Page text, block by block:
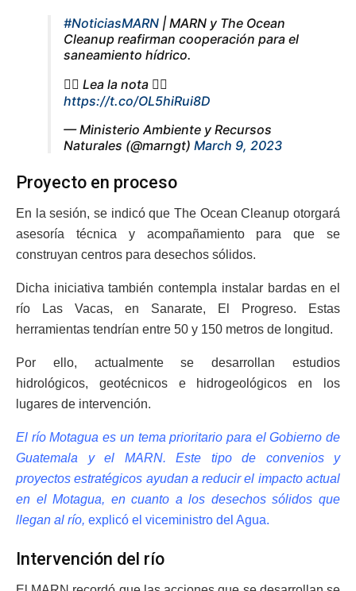
#NoticiasMARN | MARN y The Ocean
Cleanup reafirman cooperación para el
saneamiento hídrico.
👇🏼 Lea la nota 👇🏼
https://t.co/OL5hiRui8D
— Ministerio Ambiente y Recursos
Naturales (@marngt) March 9, 2023
Proyecto en proceso
En la sesión, se indicó que The Ocean Cleanup otorgará
asesoría técnica y acompañamiento para que se
construyan centros para desechos sólidos.
Dicha iniciativa también contempla instalar bardas en el
río Las Vacas, en Sanarate, El Progreso. Estas
herramientas tendrían entre 50 y 150 metros de longitud.
Por ello, actualmente se desarrollan estudios
hidrológicos, geotécnicos e hidrogeológicos en los
lugares de intervención.
El río Motagua es un tema prioritario para el Gobierno de
Guatemala y el MARN. Este tipo de convenios y
proyectos estratégicos ayudan a reducir el impacto actual
en el Motagua, en cuanto a los desechos sólidos que
llegan al río, explicó el viceministro del Agua.
Intervención del río